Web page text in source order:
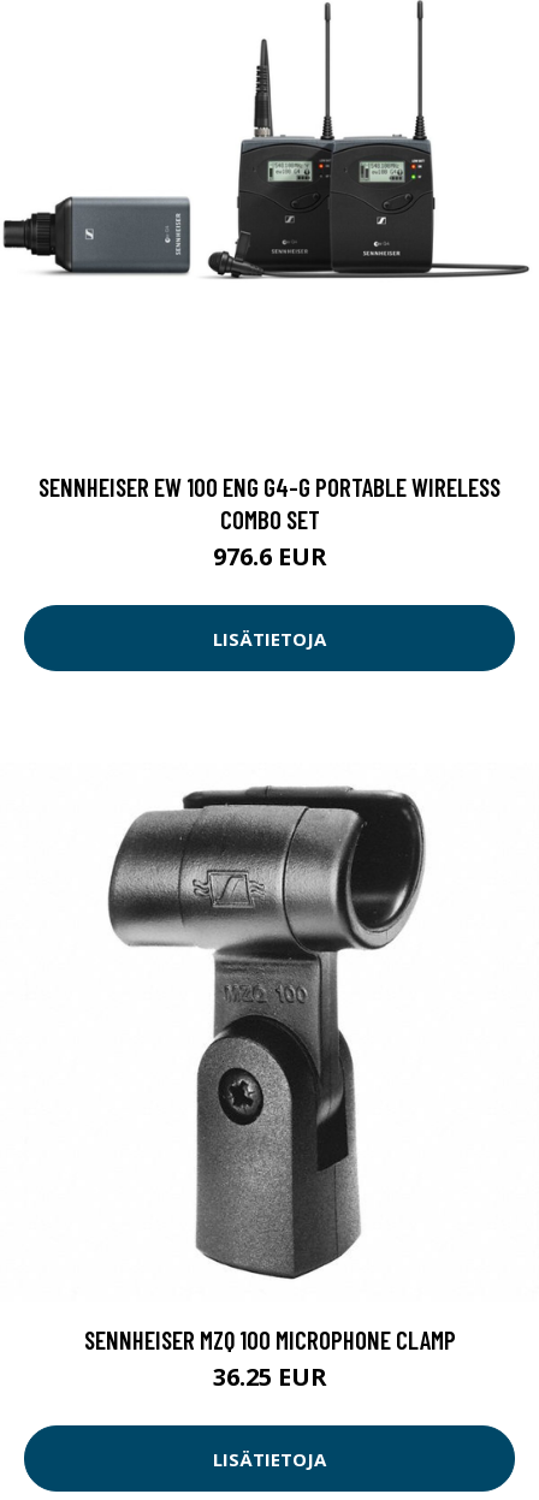
SENNHEISER EW 100 ENG G4-G PORTABLE WIRELESS
COMBO SET
976.6 EUR
LISÄTIETOJA
SENNHEISER MZQ 100 MICROPHONE CLAMP
36.25 EUR
LISÄTIETOJA